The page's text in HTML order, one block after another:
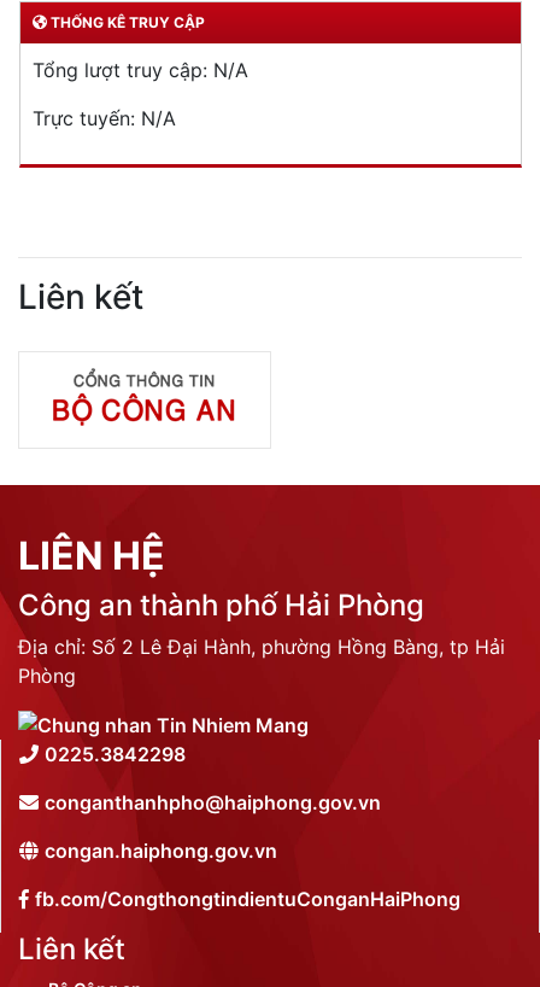
THỐNG KÊ TRUY CẬP
Tổng lượt truy cập: N/A
Trực tuyến: N/A
Liên kết
LIÊN HỆ
Công an thành phố Hải Phòng
Địa chỉ: Số 2 Lê Đại Hành, phường Hồng Bàng, tp Hải
Phòng
0225.3842298
conganthanhpho@haiphong.gov.vn
congan.haiphong.gov.vn
fb.com/CongthongtindientuConganHaiPhong
Liên kết